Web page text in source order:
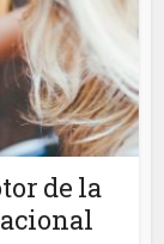
de la